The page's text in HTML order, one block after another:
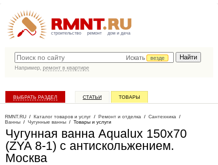
строительство ремонт дом и дача
Искать
везде
Например, ремонт в квартире
ВЫБРАТЬ РАЗДЕЛ СТАТЬИ ТОВАРЫ
RMNT.RU / Каталог товаров и услуг / Ремонт и отделка / Сантехника /
Ванны / Чугунные ванны / Товары и услуги
Чугунная ванна Aqualux 150x70
(ZYA 8-1) с антискольжением.
Москва